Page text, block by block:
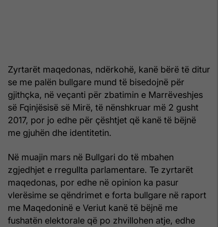
Zyrtarët maqedonas, ndërkohë, kanë bërë të ditur
se me palën bullgare mund të bisedojnë për
gjithçka, në veçanti për zbatimin e Marrëveshjes
së Fqinjësisë së Mirë, të nënshkruar më 2 gusht
2017, por jo edhe për çështjet që kanë të bëjnë
me gjuhën dhe identitetin.
Në muajin mars në Bullgari do të mbahen
zgjedhjet e rregullta parlamentare. Te zyrtarët
maqedonas, por edhe në opinion ka pasur
vlerësime se qëndrimet e forta bullgare në raport
me Maqedoninë e Veriut kanë të bëjnë me
fushatën elektorale që po zhvillohen atje, edhe